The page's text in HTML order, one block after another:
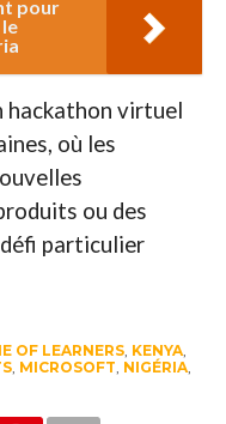
pour
hackathon virtuel
où les
ou des
particulier
OF LEARNERS, KENYA,
, MICROSOFT NIGÉRIA,